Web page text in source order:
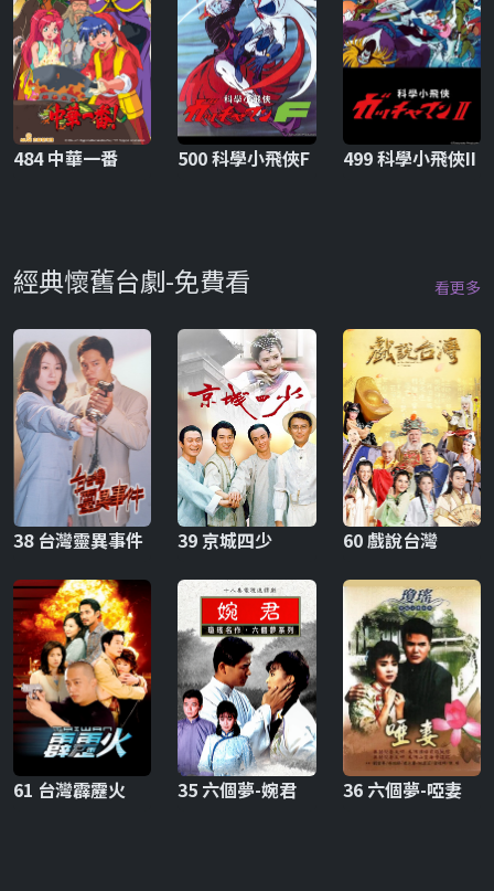
484 中華一番 500 科學小飛俠F 499 科學小飛俠II
經典懷舊台劇-免費看 看更多
38 台灣靈異事件 39 京城四少 60 戲說台灣
61 台灣霹靂火 35 六個夢-婉君 36 六個夢-啞妻